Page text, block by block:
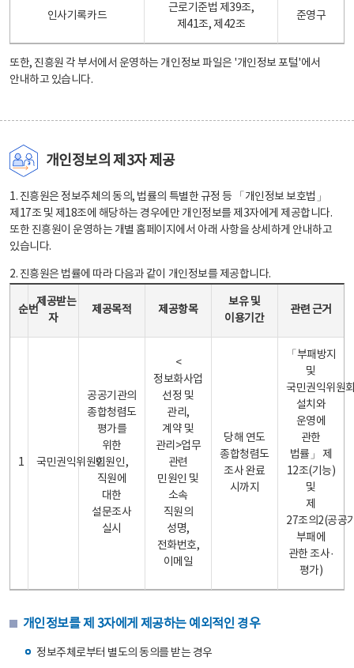
인사기록카드
근로기준법 제39조,
제41조, 제42조
준영구
또한, 진흥원 각 부서에서 운영하는 개인정보 파일은 '개인정보 포털'에서
안내하고 있습니다.
개인정보의 제3자 제공
1. 진흥원은 정보주체의 동의, 법률의 특별한 규정 등 「개인정보 보호법」
제17조 및 제18조에 해당하는 경우에만 개인정보를 제3자에게 제공합니다.
또한 진흥원이 운영하는 개별 홈페이지에서 아래 사항을 상세하게 안내하고
있습니다.
2. 진흥원은 법률에 따라 다음과 같이 개인정보를 제공합니다.
순번
제공받는
자
제공목적 제공항목
보유 및
이용기간
관련 근거
1 국민권익위원회
공공기관의
종합청렴도
평가를
위한
민원인,
직원에
대한
설문조사
실시
<
정보화사업
선정 및
관리,
계약 및
관리>업무
관련
민원인 및
소속
직원의
성명,
전화번호,
이메일
당해 연도
종합청렴도
조사 완료
시까지
「부패방지
및
국민권익위원
설치와
운영에
관한
법률」 제
12조(기능)
및
제
27조의2(공공
부패에
관한 조사·
평가)
개인정보를 제 3자에게 제공하는 예외적인 경우
정보주체로부터 별도의 동의를 받는 경우